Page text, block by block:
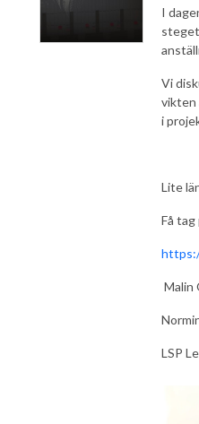
I
Vi
vikten
i
Lite
Få tag
Malin
LSP